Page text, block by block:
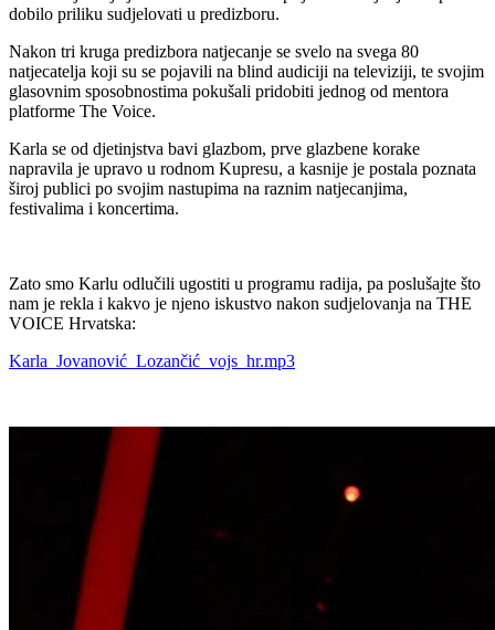
dobilo priliku sudjelovati u predizboru.
Nakon tri kruga predizbora natjecanje se svelo na svega 80
natjecatelja koji su se pojavili na blind audiciji na televiziji, te svojim
glasovnim sposobnostima pokušali pridobiti jednog od mentora
platforme The Voice.
Karla se od djetinjstva bavi glazbom, prve glazbene korake
napravila je upravo u rodnom Kupresu, a kasnije je postala poznata
široj publici po svojim nastupima na raznim natjecanjima,
festivalima i koncertima.
Zato smo Karlu odlučili ugostiti u programu radija, pa poslušajte što
nam je rekla i kakvo je njeno iskustvo nakon sudjelovanja na THE
VOICE Hrvatska:
Karla_Jovanović_Lozančić_vojs_hr.mp3